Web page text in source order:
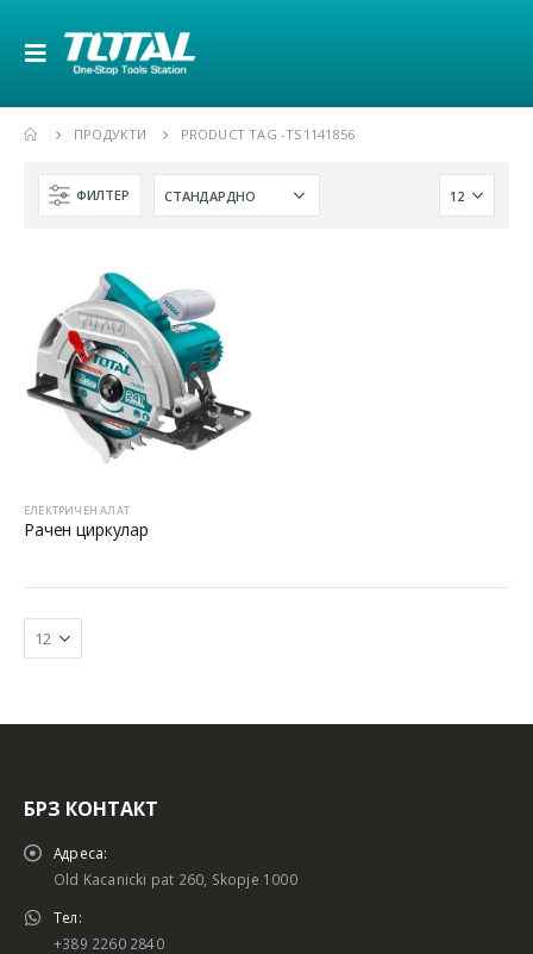
ПРОДУКТИ PRODUCT TAG -TS1141856
ФИЛТЕР
ЕЛЕКТРИЧЕН АЛАТ
Рачен циркулар
Батериски сет
БРЗ КОНТАКТ
Адреса:
Old Kacanicki pat 260, Skopje 1000
Тел:
+389 2260 2840